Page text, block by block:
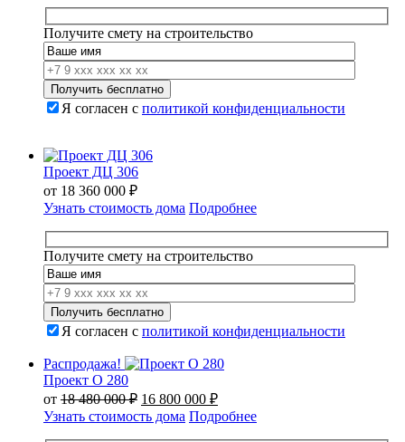
Получите смету на строительство
Я согласен с политикой конфиденциальности
Проект ДЦ 306
от 18 360 000 ₽
Узнать стоимость дома Подробнее
Получите смету на строительство
Я согласен с политикой конфиденциальности
Распродажа!
Проект О 280
от 18 480 000₽ Первоначальная
цена
составляла
16 800 000 ₽Текущая
цена:
16
Узнать стоимость дома Подробнее